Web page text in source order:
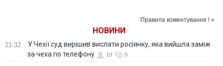
"Шахтар"
Правила коментування ! »
НОВИНИ
21:32
У Чехії суд вирішив вислати росіянку, яка вийшла заміж
за чеха по телефону
10 0